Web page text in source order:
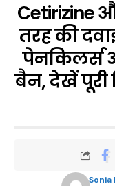
Cetirizine
तरह की
पेनकिलर्स
बैन, देखें पूरी
Sonia